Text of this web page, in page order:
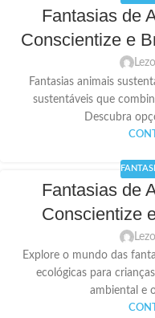
Fantasias de
Conscientize e
Fantasias animais
sustentáveis que
Descubra
Fantasias de
Conscientize
Explore o mundo das
ecológicas para
ambiental e